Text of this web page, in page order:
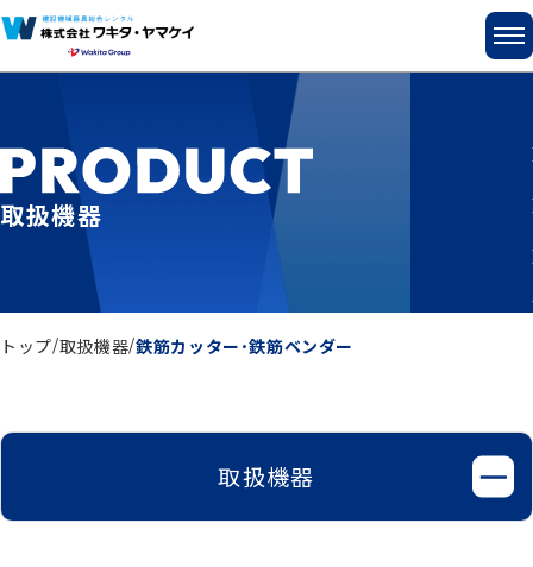
取扱機器
トップ 取扱機器 鉄筋カッター･鉄筋ベンダー
取扱機器